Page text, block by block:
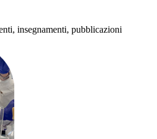
insegnamenti, pubblicazioni